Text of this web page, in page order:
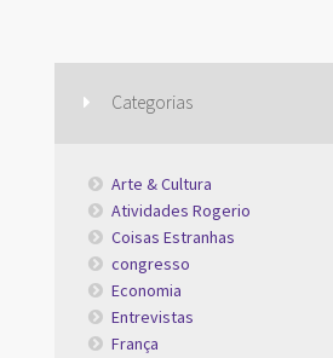
Categorias
Arte & Cultura
Atividades Rogerio
Coisas Estranhas
congresso
Economia
Entrevistas
França